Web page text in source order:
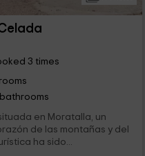
3 times
en Moratalla, un
de las montañas y del
ha sido...